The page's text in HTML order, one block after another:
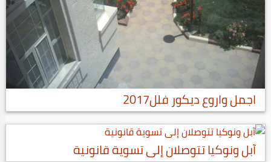
اجمل واروع ديكور فلل2017
آبل ونوكيا تتوصلان إلى تسوية قانونية